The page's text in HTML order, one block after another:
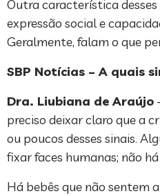
Outra característica
expressão social e
Geralmente, falam o que
SBP Notícias – A quais
Dra. Liubiana de Araújo
preciso deixar claro que a
ou poucos desses sinais.
fixar faces humanas; não
Há bebês que não sentem